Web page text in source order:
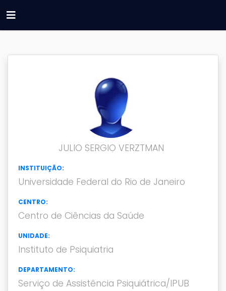
JULIO SERGIO VERZTMAN
INSTITUIÇÃO:
Universidade Federal do Rio de Janeiro
CENTRO:
Centro de Ciências da Saúde
UNIDADE:
Instituto de Psiquiatria
DEPARTAMENTO:
Serviço de Assistência Psiquiátrica/IPUB